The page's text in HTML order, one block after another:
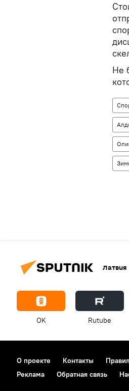
Не
Латвия
OK Rutube
О проекте Контакты
Реклама
Обратная связь